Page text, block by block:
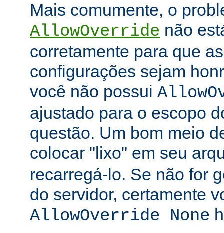
Mais comumente, o
AllowOverride não
corretamente para que
configurações sejam
você não possui
ajustado para o escopo
questão. Um bom meio
colocar "lixo" em seu
recarregá-lo. Se não for
do servidor, certamente
AllowOverride None